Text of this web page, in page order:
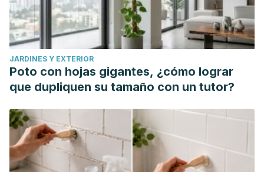
JARDINES Y EXTERIOR
Poto con hojas gigantes, ¿cómo lograr
que dupliquen su tamaño con un tutor?